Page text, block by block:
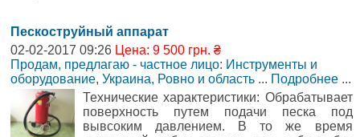
Пескоструйный аппарат
02-02-2017 09:26 Цена: 9 500 грн. ₴
Продам, предлагаю - частное лицо: Инструменты и
оборудование, Украина, Ровно и область ... Подробнее ...
Технические характеристики: Обрабатывает
поверхность путем подачи песка под
вывсоким давлением. В то же время